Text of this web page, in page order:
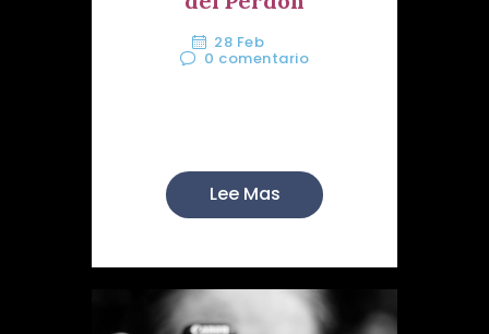
28 Feb
0 comentario
Lee Mas